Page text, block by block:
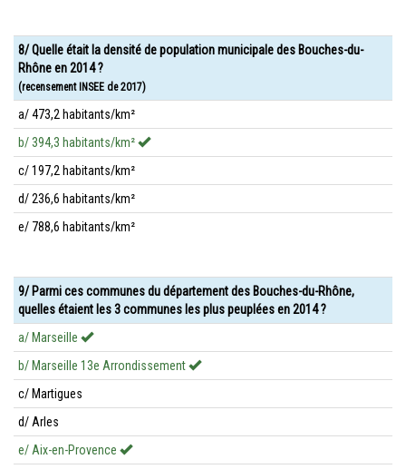
8/ Quelle était la densité de population municipale des Bouches-du-
Rhône en 2014 ?
(recensement INSEE de 2017)
a/ 473,2 habitants/km²
b/ 394,3 habitants/km²
c/ 197,2 habitants/km²
d/ 236,6 habitants/km²
e/ 788,6 habitants/km²
9/ Parmi ces communes du département des Bouches-du-Rhône,
quelles étaient les 3 communes les plus peuplées en 2014 ?
a/ Marseille
b/ Marseille 13e Arrondissement
c/ Martigues
d/ Arles
e/ Aix-en-Provence